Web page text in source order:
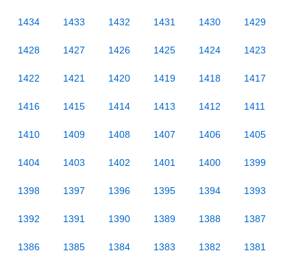
1434 1433 1432 1431 1430 1429
1428 1427 1426 1425 1424 1423
1422 1421 1420 1419 1418 1417
1416 1415 1414 1413 1412 1411
1410 1409 1408 1407 1406 1405
1404 1403 1402 1401 1400 1399
1398 1397 1396 1395 1394 1393
1392 1391 1390 1389 1388 1387
1386 1385 1384 1383 1382 1381